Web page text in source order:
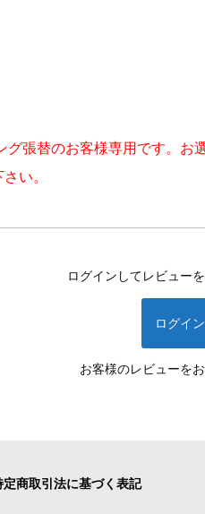
張替のお客様専用です。
い。
ログインしてレビュー
ログイ
お客様のレビューを
定商取引法に基づく表記